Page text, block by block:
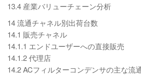
13.4 産業バリューチェーン分析
14 流通チャネル別出荷台数
14.1 販売チャネル
14.1.1 エンドユーザーへの直接販売
14.1.2 代理店
14.2 ACフィルターコンデンサの主な流